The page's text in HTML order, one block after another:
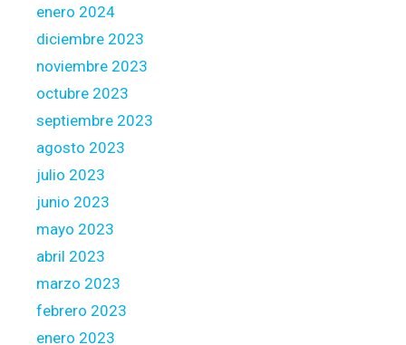
o
a
r
i
a
i
o
n
s
t
h
e
enero 2024
diciembre 2023
noviembre 2023
octubre 2023
septiembre 2023
agosto 2023
julio 2023
junio 2023
mayo 2023
abril 2023
marzo 2023
febrero 2023
enero 2023